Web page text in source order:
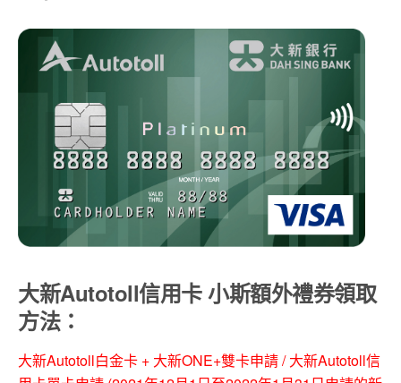
大新Autotoll信用卡 小斯額外禮券領取
方法：
大新Autotoll白金卡 + 大新ONE+雙卡申請 / 大新Autotoll信